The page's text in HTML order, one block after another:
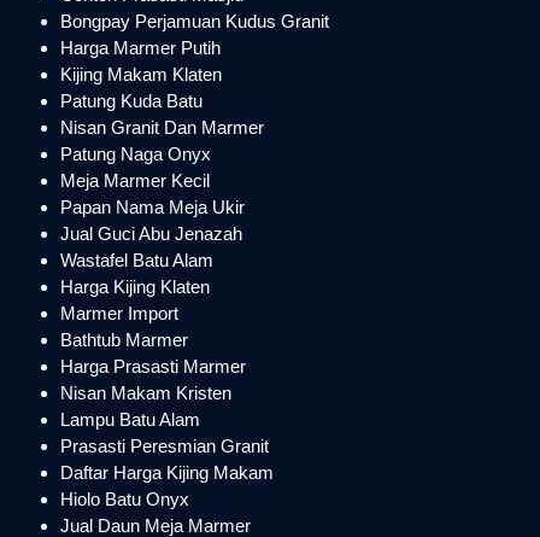
Bongpay Perjamuan Kudus Granit
Harga Marmer Putih
Kijing Makam Klaten
Patung Kuda Batu
Nisan Granit Dan Marmer
Patung Naga Onyx
Meja Marmer Kecil
Papan Nama Meja Ukir
Jual Guci Abu Jenazah
Wastafel Batu Alam
Harga Kijing Klaten
Marmer Import
Bathtub Marmer
Harga Prasasti Marmer
Nisan Makam Kristen
Lampu Batu Alam
Prasasti Peresmian Granit
Daftar Harga Kijing Makam
Hiolo Batu Onyx
Jual Daun Meja Marmer